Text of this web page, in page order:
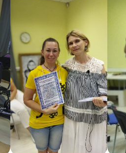
ПРОГРАММА И СПИКЕРЫ
ДЛЯ КОГО
СТОИМОСТЬ
FAQ
ПОСМОТЕРТЬ ВСЕ
ПРОГРАММЫ